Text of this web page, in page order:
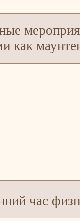
как
час